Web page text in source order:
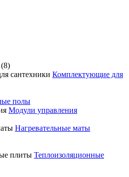
Комплектующие для
полы
Модули управления
Нагревательные маты
Теплоизоляционные